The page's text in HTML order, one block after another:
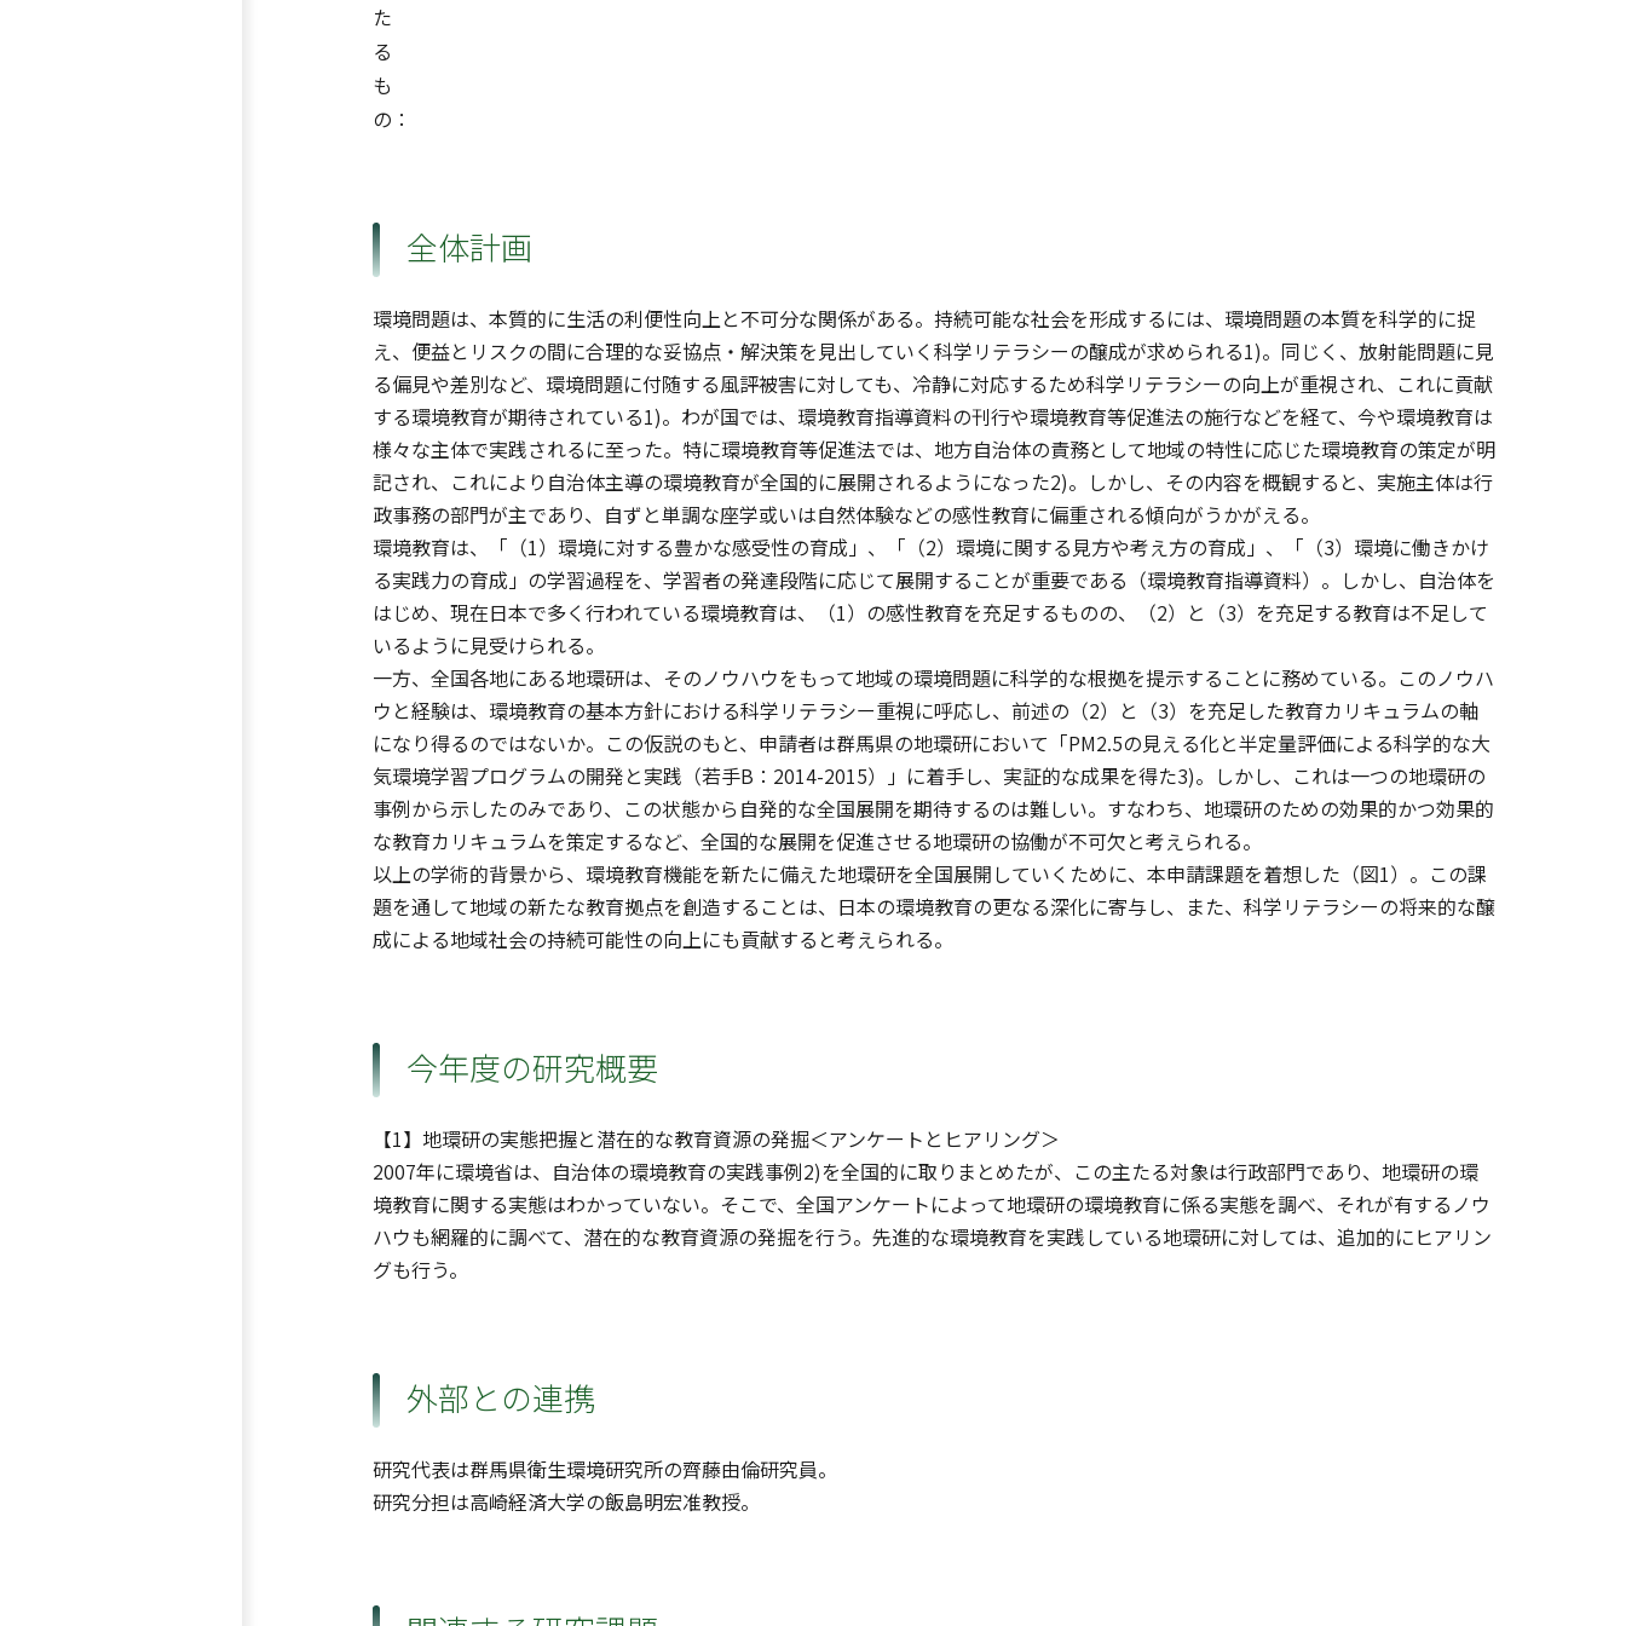
た
る
も
の：
全体計画
環境問題は、本質的に生活の利便性向上と不可分な関係がある。持続可能な社会を形成するには、環境問題の本質を科学的に捉
え、便益とリスクの間に合理的な妥協点・解決策を見出していく科学リテラシーの醸成が求められる1)。同じく、放射能問題に見
る偏見や差別など、環境問題に付随する風評被害に対しても、冷静に対応するため科学リテラシーの向上が重視され、これに貢献
する環境教育が期待されている1)。わが国では、環境教育指導資料の刊行や環境教育等促進法の施行などを経て、今や環境教育は
様々な主体で実践されるに至った。特に環境教育等促進法では、地方自治体の責務として地域の特性に応じた環境教育の策定が明
記され、これにより自治体主導の環境教育が全国的に展開されるようになった2)。しかし、その内容を概観すると、実施主体は行
政事務の部門が主であり、自ずと単調な座学或いは自然体験などの感性教育に偏重される傾向がうかがえる。
環境教育は、「（1）環境に対する豊かな感受性の育成」、「（2）環境に関する見方や考え方の育成」、「（3）環境に働きかけ
る実践力の育成」の学習過程を、学習者の発達段階に応じて展開することが重要である（環境教育指導資料）。しかし、自治体を
はじめ、現在日本で多く行われている環境教育は、（1）の感性教育を充足するものの、（2）と（3）を充足する教育は不足して
いるように見受けられる。
一方、全国各地にある地環研は、そのノウハウをもって地域の環境問題に科学的な根拠を提示することに務めている。このノウハ
ウと経験は、環境教育の基本方針における科学リテラシー重視に呼応し、前述の（2）と（3）を充足した教育カリキュラムの軸
になり得るのではないか。この仮説のもと、申請者は群馬県の地環研において「PM2.5の見える化と半定量評価による科学的な大
気環境学習プログラムの開発と実践（若手B：2014-2015）」に着手し、実証的な成果を得た3)。しかし、これは一つの地環研の
事例から示したのみであり、この状態から自発的な全国展開を期待するのは難しい。すなわち、地環研のための効果的かつ効果的
な教育カリキュラムを策定するなど、全国的な展開を促進させる地環研の協働が不可欠と考えられる。
以上の学術的背景から、環境教育機能を新たに備えた地環研を全国展開していくために、本申請課題を着想した（図1）。この課
題を通して地域の新たな教育拠点を創造することは、日本の環境教育の更なる深化に寄与し、また、科学リテラシーの将来的な醸
成による地域社会の持続可能性の向上にも貢献すると考えられる。
今年度の研究概要
【1】地環研の実態把握と潜在的な教育資源の発掘＜アンケートとヒアリング＞
2007年に環境省は、自治体の環境教育の実践事例2)を全国的に取りまとめたが、この主たる対象は行政部門であり、地環研の環
境教育に関する実態はわかっていない。そこで、全国アンケートによって地環研の環境教育に係る実態を調べ、それが有するノウ
ハウも網羅的に調べて、潜在的な教育資源の発掘を行う。先進的な環境教育を実践している地環研に対しては、追加的にヒアリン
グも行う。
外部との連携
研究代表は群馬県衛生環境研究所の齊藤由倫研究員。
研究分担は高崎経済大学の飯島明宏准教授。